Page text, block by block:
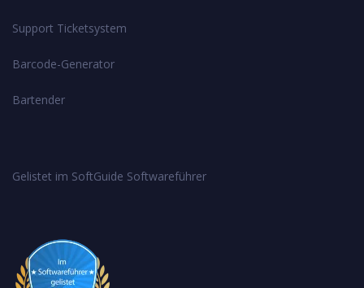
Support Ticketsystem
Barcode-Generator
Bartender
Gelistet im SoftGuide Softwareführer